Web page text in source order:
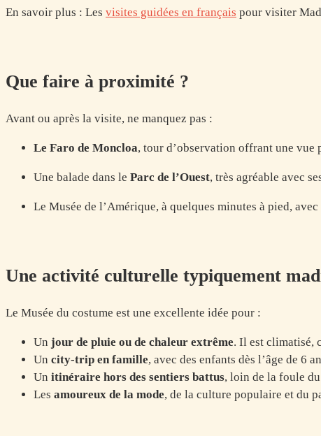
En savoir plus : Les visites guidées en français pour visiter
Que faire à proximité ?
Avant ou après la visite, ne manquez pas :
Le Faro de Moncloa, tour d’observation offrant une
Une balade dans le Parc de l’Ouest, très agréable avec
Le Musée de l’Amérique, à quelques minutes à pied,
Une activité culturelle typiquement
Le Musée du costume est une excellente idée pour :
Un jour de pluie ou de chaleur extrême. Il est climatisé,
Un city-trip en famille, avec des enfants dès l’âge de 6
Un itinéraire hors des sentiers battus, loin de la foule
Les amoureux de la mode, de la culture populaire et du